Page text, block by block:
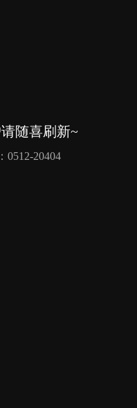
随喜刷新~
20404